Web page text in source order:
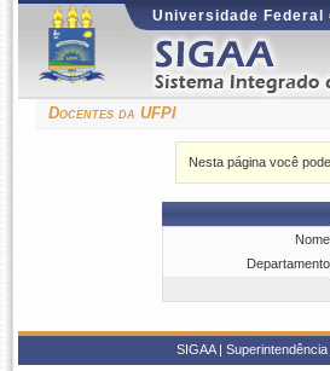
Universidade Federal
Docentes da UFPI
Nesta página você
SIGAA |